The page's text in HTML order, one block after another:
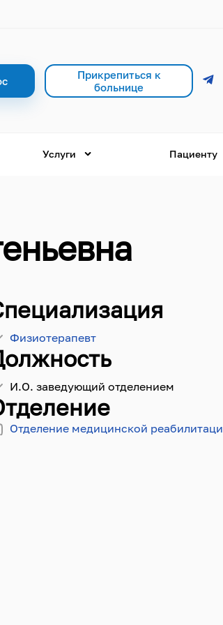
Прикрепиться к
больнице
Услуги Пациенту
Физиотерапевт
И.О. заведующий отделением
Отделение медицинской